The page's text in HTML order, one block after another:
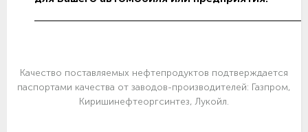
Качество поставляемых нефтепродуктов подтверждается
паспортами качества от заводов-производителей: Газпром,
Киришинефтеоргсинтез, Лукойл.